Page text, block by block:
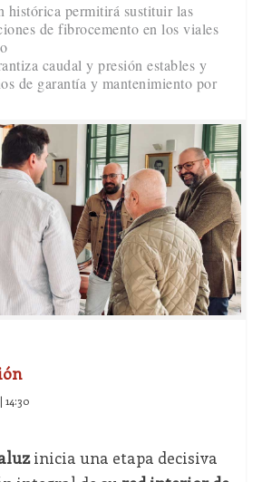
histórica permitirá sustituir las
de fibrocemento en los viales
caudal y presión estables y
de garantía y mantenimiento por
14:30
inicia una etapa decisiva